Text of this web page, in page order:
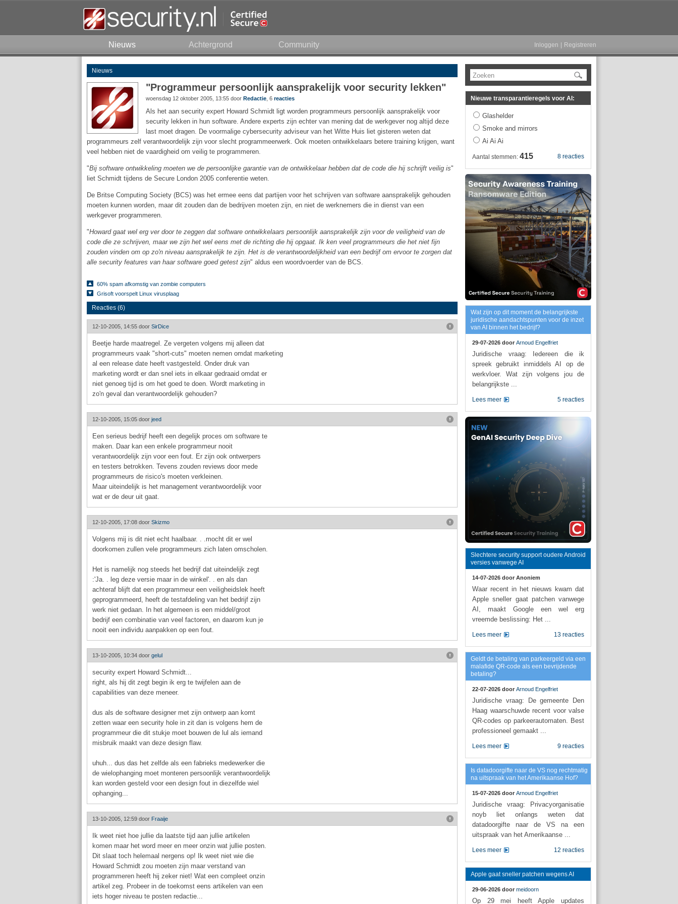
Nieuws Achtergrond Community Inloggen Registreren
Nieuws
"Programmeur persoonlijk aansprakelijk voor security lekken"
woensdag 12 oktober 2005, 13:55 door Redactie , 6 reacties
Als het aan security expert Howard Schmidt ligt worden programmeurs persoonlijk aansprakelijk voor
security lekken in hun software. Andere experts zijn echter van mening dat de werkgever nog altijd deze
last moet dragen. De voormalige cybersecurity adviseur van het Witte Huis liet gisteren weten dat
programmeurs zelf verantwoordelijk zijn voor slecht programmeerwerk. Ook moeten ontwikkelaars betere training krijgen, want
veel hebben niet de vaardigheid om veilig te programmeren.
"Bij software ontwikkeling moeten we de persoonlijke garantie van de ontwikkelaar hebben dat de code die hij schrijft veilig is"
liet Schmidt tijdens de Secure London 2005 conferentie weten.
De Britse Computing Society (BCS) was het ermee eens dat partijen voor het schrijven van software aansprakelijk gehouden
moeten kunnen worden, maar dit zouden dan de bedrijven moeten zijn, en niet de werknemers die in dienst van een
werkgever programmeren.
"Howard gaat wel erg ver door te zeggen dat software ontwikkelaars persoonlijk aansprakelijk zijn voor de veiligheid van de
code die ze schrijven, maar we zijn het wel eens met de richting die hij opgaat. Ik ken veel programmeurs die het niet fijn
zouden vinden om op zo'n niveau aansprakelijk te zijn. Het is de verantwoordelijkheid van een bedrijf om ervoor te zorgen dat
alle security features van haar software goed getest zijn" aldus een woordvoerder van de BCS.
60% spam afkomstig van zombie computers
Grisoft voorspelt Linux virusplaag
Reacties (6)
12-10-2005, 14:55 door SirDice
Beetje harde maatregel. Ze vergeten volgens mij alleen dat
programmeurs vaak "short-cuts" moeten nemen omdat marketing
al een release date heeft vastgesteld. Onder druk van
marketing wordt er dan snel iets in elkaar gedraaid omdat er
niet genoeg tijd is om het goed te doen. Wordt marketing in
zo'n geval dan verantwoordelijk gehouden?
12-10-2005, 15:05 door jeed
Een serieus bedrijf heeft een degelijk proces om software te
maken. Daar kan een enkele programmeur nooit
verantwoordelijk zijn voor een fout. Er zijn ook ontwerpers
en testers betrokken. Tevens zouden reviews door mede
programmeurs de risico's moeten verkleinen.
Maar uiteindelijk is het management verantwoordelijk voor
wat er de deur uit gaat.
12-10-2005, 17:08 door Skizmo
Volgens mij is dit niet echt haalbaar. . .mocht dit er wel
doorkomen zullen vele programmeurs zich laten omscholen.
Het is namelijk nog steeds het bedrijf dat uiteindelijk zegt
:'Ja. . leg deze versie maar in de winkel'. . en als dan
achteraf blijft dat een programmeur een veiligheidslek heeft
geprogrammeerd, heeft de testafdeling van het bedrijf zijn
werk niet gedaan. In het algemeen is een middel/groot
bedrijf een combinatie van veel factoren, en daarom kun je
nooit een individu aanpakken op een fout.
13-10-2005, 10:34 door gelul
security expert Howard Schmidt...
right, als hij dit zegt begin ik erg te twijfelen aan de
capabilities van deze meneer.
dus als de software designer met zijn ontwerp aan komt
zetten waar een security hole in zit dan is volgens hem de
programmeur die dit stukje moet bouwen de lul als iemand
misbruik maakt van deze design flaw.
uhuh... dus das het zelfde als een fabrieks medewerker die
de wielophanging moet monteren persoonlijk verantwoordelijk
kan worden gesteld voor een design fout in diezelfde wiel
ophanging...
13-10-2005, 12:59 door Fraaije
Ik weet niet hoe jullie da laatste tijd aan jullie artikelen
komen maar het word meer en meer onzin wat jullie posten.
Dit slaat toch helemaal nergens op! Ik weet niet wie die
Howard Schmidt zou moeten zijn maar verstand van
programmeren heeft hij zeker niet! Wat een compleet onzin
artikel zeg. Probeer in de toekomst eens artikelen van een
iets hoger niveau te posten redactie...
Zoeken
Nieuwe transparantieregels voor AI:
Glashelder
Smoke and mirrors
Ai Ai Ai
8 reacties
Aantal stemmen: 415
Wat zijn op dit moment de belangrijkste
juridische aandachtspunten voor de inzet
van AI binnen het bedrijf?
29-07-2026 door Arnoud Engelfriet
Juridische vraag: Iedereen die ik
spreek gebruikt inmiddels AI op de
werkvloer. Wat zijn volgens jou de
belangrijkste ...
5 reacties
Lees meer
Slechtere security support oudere Android
versies vanwege AI
14-07-2026 door Anoniem
Waar recent in het nieuws kwam dat
Apple sneller gaat patchen vanwege
AI, maakt Google een wel erg
vreemde beslissing: Het ...
13 reacties
Lees meer
Geldt de betaling van parkeergeld via een
malafide QR-code als een bevrijdende
betaling?
22-07-2026 door Arnoud Engelfriet
Juridische vraag: De gemeente Den
Haag waarschuwde recent voor valse
QR-codes op parkeerautomaten. Best
professioneel gemaakt ...
9 reacties
Lees meer
Is datadoorgifte naar de VS nog rechtmatig
na uitspraak van het Amerikaanse Hof?
15-07-2026 door Arnoud Engelfriet
Juridische vraag: Privacyorganisatie
noyb liet onlangs weten dat
datadoorgifte naar de VS na een
uitspraak van het Amerikaanse ...
12 reacties
Lees meer
Apple gaat sneller patchen wegens AI
29-06-2026 door meidoorn
Op 29 mei heeft Apple updates